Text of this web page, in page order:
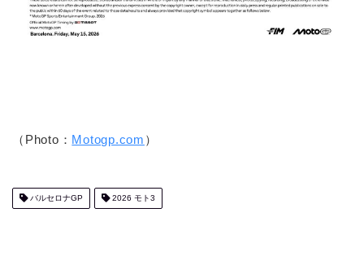
（Photo： Motogp.com ）
バルセロナGP 2026 モト3